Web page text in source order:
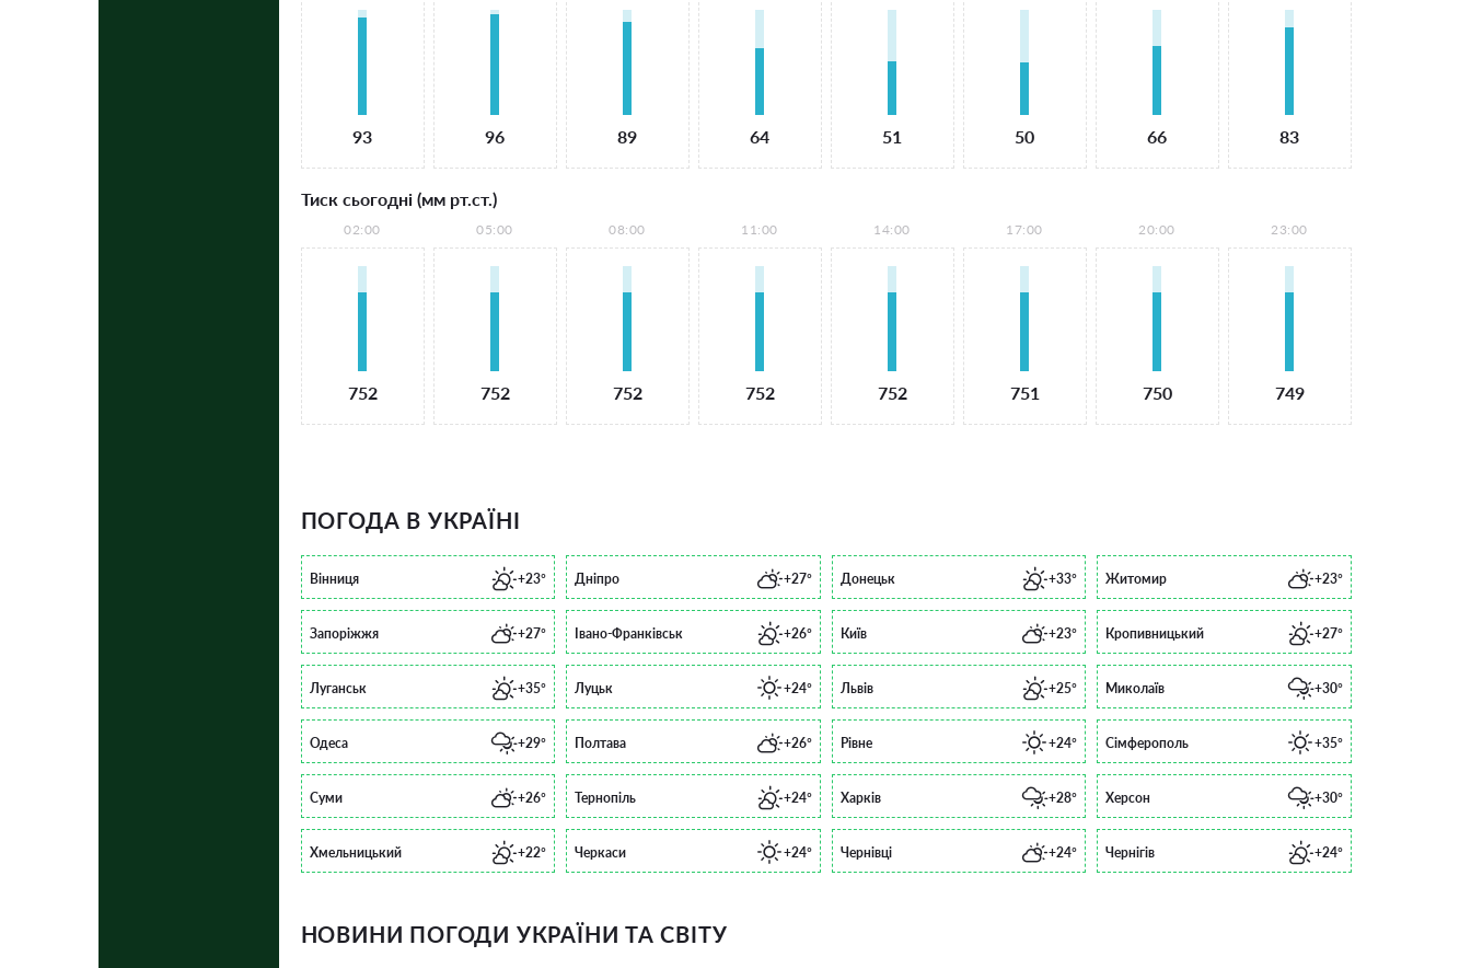
93 96 89 64 51 50 66 83
Тиск сьогодні (мм рт.ст.)
02:00
752
05:00
752
08:00
752
11:00
752
14:00
752
17:00
751
20:00
750
23:00
749
ПОГОДА В УКРАЇНІ
Вінниця +23° Дніпро +27° Донецьк +33° Житомир +23°
Запоріжжя +27° Івано-Франківськ +26° Київ +23° Кропивницький +27°
Луганськ +35° Луцьк +24° Львів +25° Миколаїв +30°
Одеса +29° Полтава +26° Рівне +24° Сімферополь +35°
Суми +26° Тернопіль +24° Харків +28° Херсон +30°
Хмельницький +22° Черкаси +24° Чернівці +24° Чернігів +24°
НОВИНИ ПОГОДИ УКРАЇНИ ТА СВІТУ